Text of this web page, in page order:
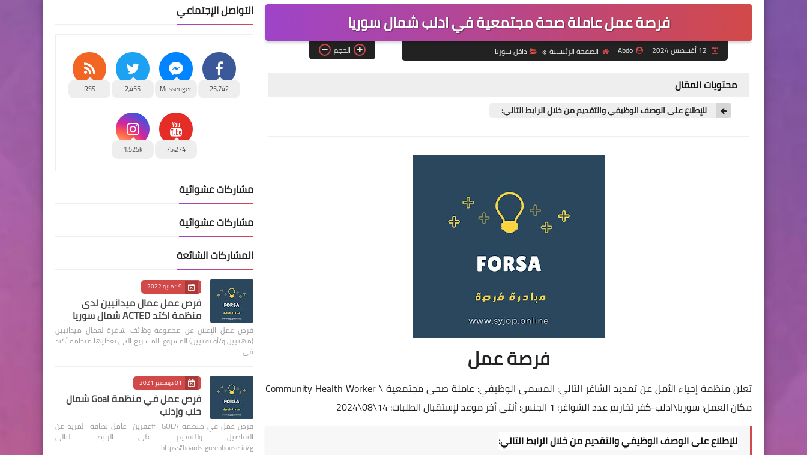
فرصة عمل عاملة صحة مجتمعية في ادلب شمال سوريا
Abdo الصفحة الرئيسية داخل سوريا الحجم
محتويات المقال
للإطلاع على الوصف الوظيفي والتقديم من خلال الرابط التالي:
فرصة عمل
تعلن منظمة إحياء الأمل عن تمديد الشاغر التالي: المسمى الوظيفي: عاملة صحى مجتمعية \ Community Health Worker
مكان العمل: سوريا\ادلب-كفر تخاريم عدد الشواغر: 1 الجنس: أنثى أخر موعد لإستقبال الطلبات: 14\08\2024
للإطلاع على الوصف الوظيفي والتقديم من خلال الرابط التالي:
التواصل الإجتماعي
25,742
Messenger
2,455
RSS
75,274
1,525k
مشاركات عشوائية
مشاركات عشوائية
المشاركات الشائعة
19 مايو 2022
فرص عمل عمال ميدانيين لدى
منظمة اكتد ACTED شمال سوريا
فرص عمل الإعلان عن مجموعة وظائف شاغرة لعمال ميدانيين
(مهنيين و/أو تقنيين) المشروع: المشاريع التي تغطيها منظمة أكتد
في …
01 ديسمبر 2021
فرص عمل في منظمة Goal شمال
حلب وإدلب
فرص عمل في منظمة GOLA #عفرين عامل نظافة لمزيد من
التفاصيل وللتقديم على الرابط التالي
https://boards.greenhouse.io/g…